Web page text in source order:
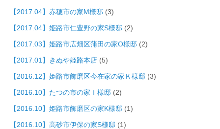
【2017.04】赤穂市の家M様邸 (3)
【2017.04】姫路市仁豊野の家S様邸 (2)
【2017.03】姫路市広畑区蒲田の家O様邸 (2)
【2017.01】きぬや姫路本店 (5)
【2016.12】姫路市飾磨区今在家の家Ｋ様邸 (3)
【2016.10】たつの市の家Ｉ様邸 (2)
【2016.10】姫路市飾磨区の家K様邸 (1)
【2016.10】高砂市伊保の家S様邸 (1)